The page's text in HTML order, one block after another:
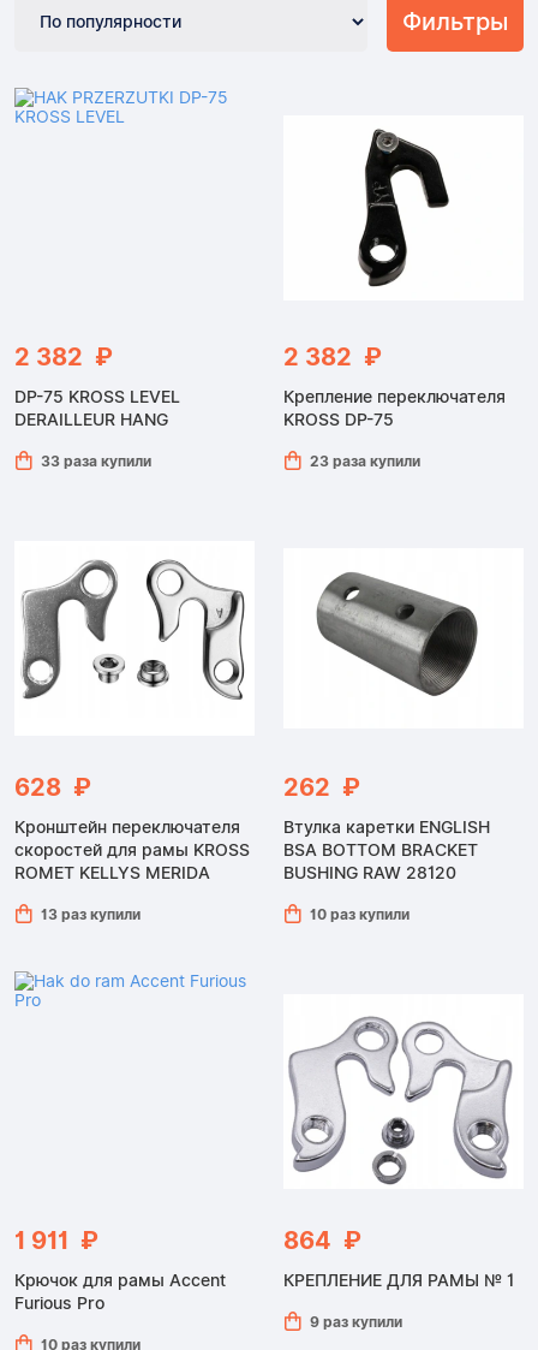
Фильтры
2 382 ₽
DP-75 KROSS LEVEL
DERAILLEUR HANG
33 раза купили
2 382 ₽
Крепление переключателя
KROSS DP-75
23 раза купили
628 ₽
Кронштейн переключателя
скоростей для рамы KROSS
ROMET KELLYS MERIDA
13 раз купили
262 ₽
Втулка каретки ENGLISH
BSA BOTTOM BRACKET
BUSHING RAW 28120
10 раз купили
1 911 ₽
Крючок для рамы Accent
Furious Pro
10 раз купили
864 ₽
КРЕПЛЕНИЕ ДЛЯ РАМЫ № 1
9 раз купили